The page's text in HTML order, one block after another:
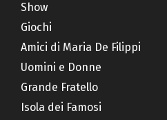
Show
Giochi
Amici di Maria De Filippi
Uomini e Donne
Grande Fratello
Isola dei Famosi